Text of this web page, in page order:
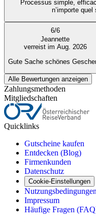
Processus simple,
n’importe
6/6
Jeannette
verreist im Aug. 2026
Gute Sache schönes
Alle Bewertungen anzeigen
Zahlungsmethoden
Mitgliedschaften
Quicklinks
Gutscheine kaufen
Entdecken (Blog)
Firmenkunden
Datenschutz
Cookie-Einstellungen
Nutzungsbedingungen
Impressum
Häufige Fragen